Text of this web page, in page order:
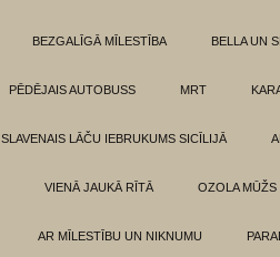
BEZGALĪGĀ MĪLESTĪBA BELLA UN
PĒDĒJAIS AUTOBUSS MRT
SLAVENAIS LĀČU IEBRUKUMS SICĪLIJĀ
VIENĀ JAUKĀ RĪTĀ OZOLA MŪŽS
AR MĪLESTĪBU UN NIKNUMU